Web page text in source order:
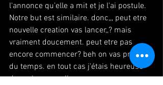
l'annonce qu'elle a mit et je l'ai postule.
Notre but est similaire. donc,,, peut etre
nouvelle creation vas lancer,,? mais
vraiment doucement. peut etre pas
encore commencer? beh on vas prendre
du temps. en tout cas j'étais heureuse
de parler avec elle.